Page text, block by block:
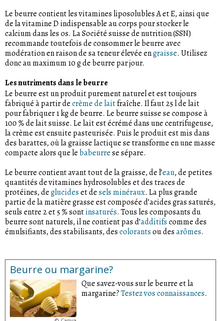
Le beurre contient les vitamines liposolubles A et E, ainsi que
de la vitamine D indispensable au corps pour stocker le
calcium dans les os. La Société suisse de nutrition (SSN)
recommande toutefois de consommer le beurre avec
modération en raison de sa teneur élevée engraisse. Utilisez
donc au maximum 10 g de beurre par jour.
Les nutriments dans le beurre
Le beurre est un produit purement naturel et est toujours
fabriqué à partir decrème de laitfraîche. Il faut 25 l de lait
pour fabriquer 1 kg de beurre. Le beurre suisse se compose à
100 % de lait suisse. Le lait est écrémé dans une centrifugeuse,
la crème est ensuite pasteurisée. Puis le produit est mis dans
des barattes, où la graisse lactique se transforme en une masse
compacte alors que lebabeurrese sépare.
Le beurre contient avant tout de la graisse, de l’eau, de petites
quantités de vitamines hydrosolubles et des traces de
protéines, deglucideset desels minéraux. La plus grande
partie de la matière grasse est composée d’acides gras saturés,
seuls entre 2 et 5 % sontinsaturés. Tous les composants du
beurre sont naturels, il ne contient pas d’additifscomme des
émulsifiants, des stabilisants, descolorantsou desarômes.
Beurre ou margarine?
Que savez-vous sur le beurre et la
margarine?Testez vos connaissances.